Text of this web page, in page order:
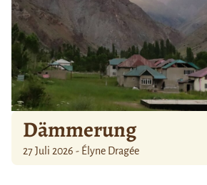
Dämmerung
27 Juli 2026 - Élyne Dragée